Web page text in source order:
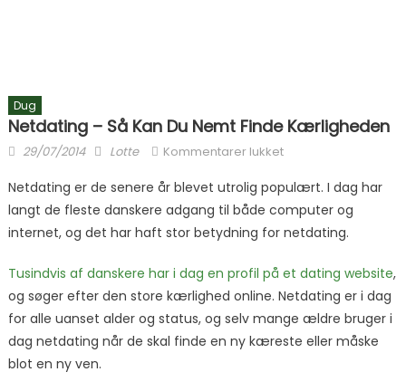
Dug
Netdating – Så Kan Du Nemt Finde Kærligheden
Posted on
29/07/2014 Author
Lotte Kommentarer lukkettil Netdating – så kan
kærligheden
Netdating er de senere år blevet utrolig populært. I dag har
langt de fleste danskere adgang til både computer og
internet, og det har haft stor betydning for netdating.
Tusindvis af danskere har i dag en profil på et dating website,
og søger efter den store kærlighed online. Netdating er i dag
for alle uanset alder og status, og selv mange ældre bruger i
dag netdating når de skal finde en ny kæreste eller måske
blot en ny ven.